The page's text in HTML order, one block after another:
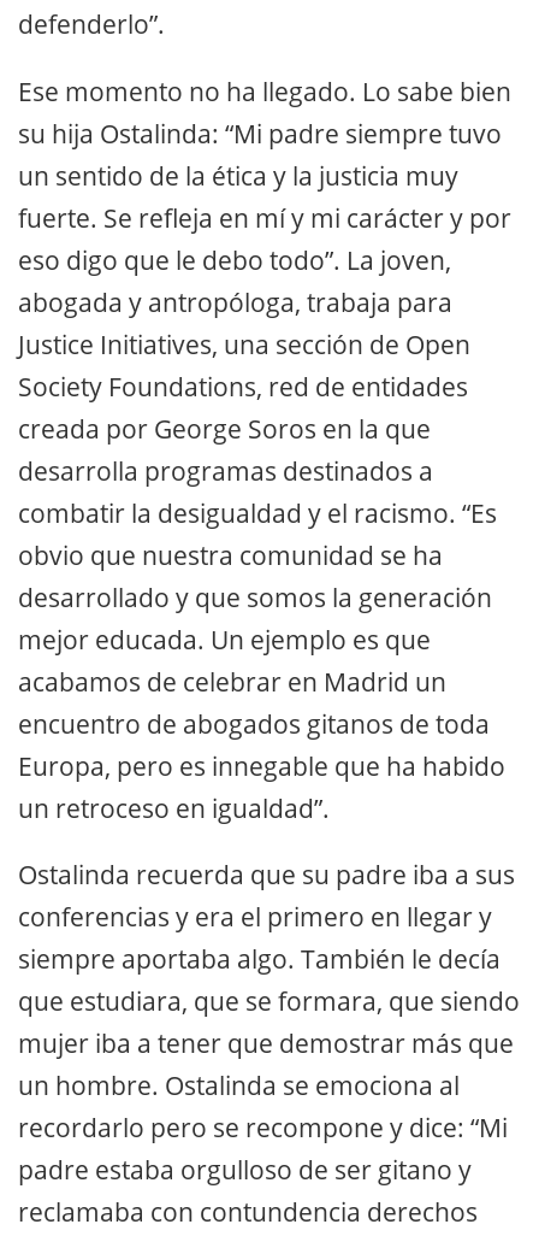
defenderlo”.
Ese momento no ha llegado. Lo sabe bien
su hija Ostalinda: “Mi padre siempre tuvo
un sentido de la ética y la justicia muy
fuerte. Se refleja en mí y mi carácter y por
eso digo que le debo todo”. La joven,
abogada y antropóloga, trabaja para
Justice Initiatives, una sección de Open
Society Foundations, red de entidades
creada por George Soros en la que
desarrolla programas destinados a
combatir la desigualdad y el racismo. “Es
obvio que nuestra comunidad se ha
desarrollado y que somos la generación
mejor educada. Un ejemplo es que
acabamos de celebrar en Madrid un
encuentro de abogados gitanos de toda
Europa, pero es innegable que ha habido
un retroceso en igualdad”.
Ostalinda recuerda que su padre iba a sus
conferencias y era el primero en llegar y
siempre aportaba algo. También le decía
que estudiara, que se formara, que siendo
mujer iba a tener que demostrar más que
un hombre. Ostalinda se emociona al
recordarlo pero se recompone y dice: “Mi
padre estaba orgulloso de ser gitano y
reclamaba con contundencia derechos